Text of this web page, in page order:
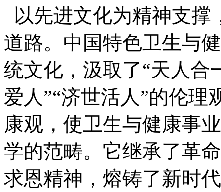
以先进文化为精神支撑
道路。中国特色卫生与
统文化，汲取了“天人合
爱人”“济世活人”的伦理
康观，使卫生与健康事
学的范畴。它继承了革
求恩精神，熔铸了新时